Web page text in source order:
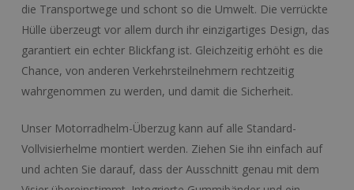
die Transportwege und schont so die Umwelt. Die verrückte
Hülle überzeugt vor allem durch ihr einzigartiges Design, das
garantiert ein echter Blickfang ist. Gleichzeitig erhöht es die
Chance, von anderen Verkehrsteilnehmern rechtzeitig
wahrgenommen zu werden, und damit die Sicherheit.
Unser Motorradhelm-Überzug kann auf alle Standard-
Vollvisierhelme montiert werden. Ziehen Sie ihn einfach auf
und achten Sie darauf, dass der Ausschnitt genau mit dem